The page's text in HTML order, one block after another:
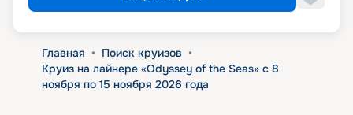
Главная • Поиск круизов •
Круиз на лайнере «Odyssey of the Seas» с 8
ноября по 15 ноября 2026 года